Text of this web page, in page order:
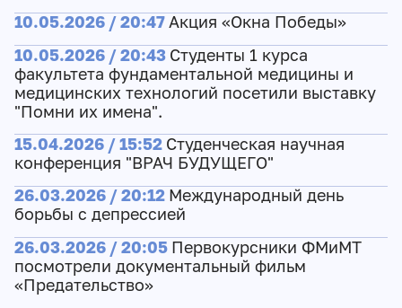
10.05.2026 / 20:47Акция «Окна Победы»
10.05.2026 / 20:43 Студенты 1 курса
факультета фундаментальной медицины и
медицинских технологий посетили выставку
"Помни их имена".
15.04.2026 / 15:52 Студенческая научная
конференция "ВРАЧ БУДУЩЕГО"
26.03.2026 / 20:12 Международный день
борьбы с депрессией
26.03.2026 / 20:05 Первокурсники ФМиМТ
посмотрели документальный фильм
«Предательство»